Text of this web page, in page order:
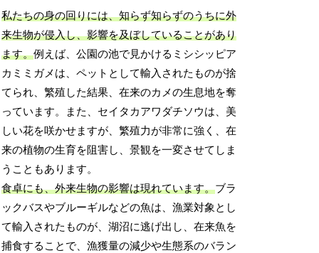
私たちの身の回りには、知らず知らずのうちに外
来生物が侵入し、影響を及ぼしていることがあり
ます。例えば、公園の池で見かけるミシシッピア
カミミガメは、ペットとして輸入されたものが捨
てられ、繁殖した結果、在来のカメの生息地を奪
っています。また、セイタカアワダチソウは、美
しい花を咲かせますが、繁殖力が非常に強く、在
来の植物の生育を阻害し、景観を一変させてしま
うこともあります。
食卓にも、外来生物の影響は現れています。ブラ
ックバスやブルーギルなどの魚は、漁業対象とし
て輸入されたものが、湖沼に逃げ出し、在来魚を
捕食することで、漁獲量の減少や生態系のバラン